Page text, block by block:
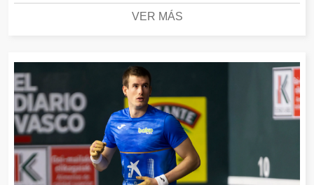
VER MÁS